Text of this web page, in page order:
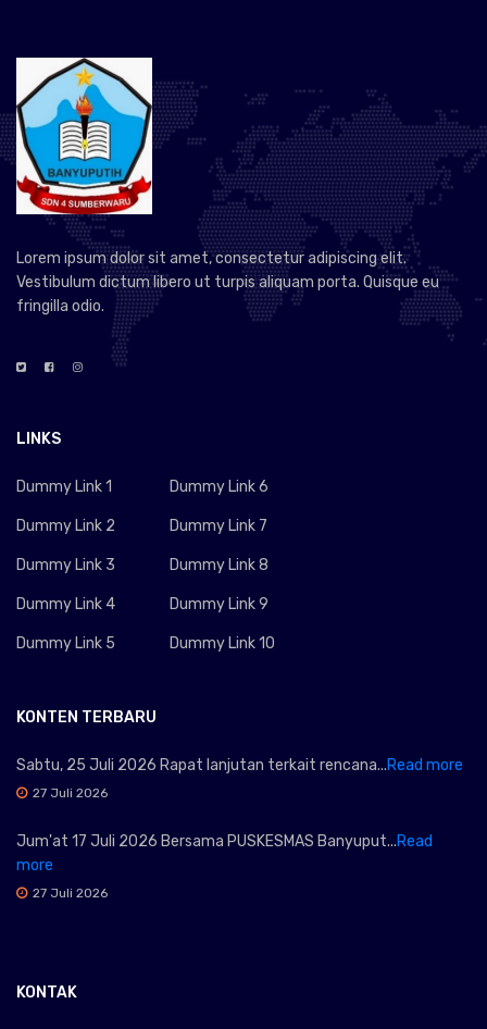
Lorem ipsum dolor sit amet, consectetur adipiscing elit.
Vestibulum dictum libero ut turpis aliquam porta. Quisque eu
fringilla odio.
LINKS
Dummy Link 1
Dummy Link 2
Dummy Link 3
Dummy Link 4
Dummy Link 5
Dummy Link 6
Dummy Link 7
Dummy Link 8
Dummy Link 9
Dummy Link 10
KONTEN TERBARU
Sabtu, 25 Juli 2026 Rapat lanjutan terkait rencana...Read more
27 Juli 2026
Jum'at 17 Juli 2026 Bersama PUSKESMAS Banyuput...Read
more
27 Juli 2026
KONTAK